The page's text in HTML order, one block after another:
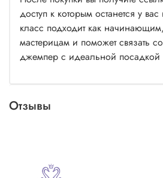
доступ к которым останется у
класс подходит как
мастерицам и поможет связать
джемпер с идеальной посадкой
Отзывы